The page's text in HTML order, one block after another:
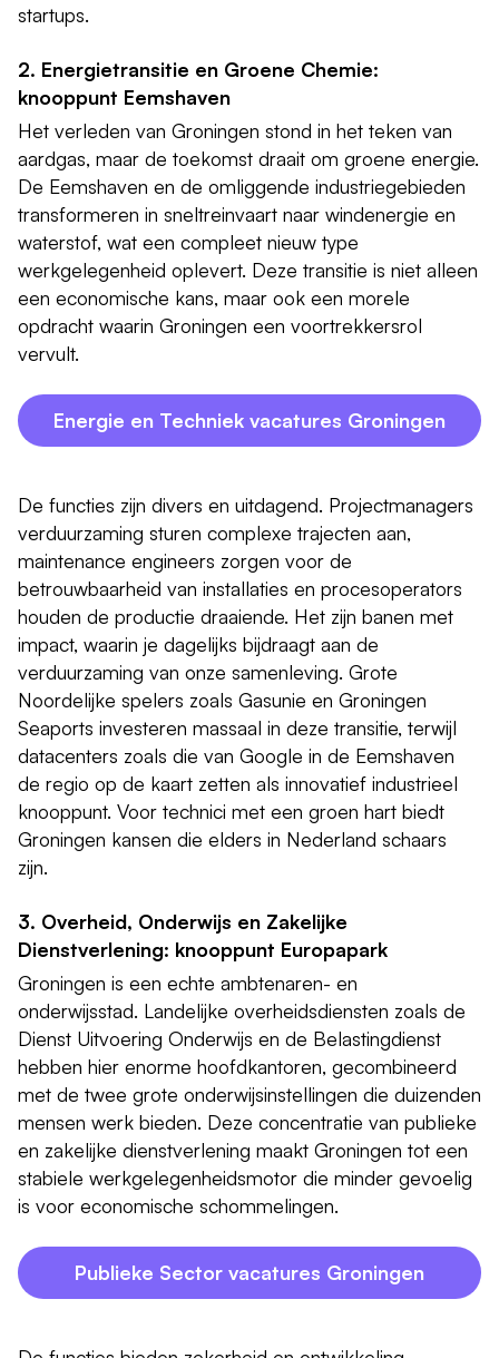
startups.
2. Energietransitie en Groene Chemie:
knooppunt Eemshaven
Het verleden van Groningen stond in het teken van
aardgas, maar de toekomst draait om groene energie.
De Eemshaven en de omliggende industriegebieden
transformeren in sneltreinvaart naar windenergie en
waterstof, wat een compleet nieuw type
werkgelegenheid oplevert. Deze transitie is niet alleen
een economische kans, maar ook een morele
opdracht waarin Groningen een voortrekkersrol
vervult.
Energie en Techniek vacatures Groningen
De functies zijn divers en uitdagend. Projectmanagers
verduurzaming sturen complexe trajecten aan,
maintenance engineers zorgen voor de
betrouwbaarheid van installaties en procesoperators
houden de productie draaiende. Het zijn banen met
impact, waarin je dagelijks bijdraagt aan de
verduurzaming van onze samenleving. Grote
Noordelijke spelers zoals Gasunie en Groningen
Seaports investeren massaal in deze transitie, terwijl
datacenters zoals die van Google in de Eemshaven
de regio op de kaart zetten als innovatief industrieel
knooppunt. Voor technici met een groen hart biedt
Groningen kansen die elders in Nederland schaars
zijn.
3. Overheid, Onderwijs en Zakelijke
Dienstverlening: knooppunt Europapark
Groningen is een echte ambtenaren- en
onderwijsstad. Landelijke overheidsdiensten zoals de
Dienst Uitvoering Onderwijs en de Belastingdienst
hebben hier enorme hoofdkantoren, gecombineerd
met de twee grote onderwijsinstellingen die duizenden
mensen werk bieden. Deze concentratie van publieke
en zakelijke dienstverlening maakt Groningen tot een
stabiele werkgelegenheidsmotor die minder gevoelig
is voor economische schommelingen.
Publieke Sector vacatures Groningen